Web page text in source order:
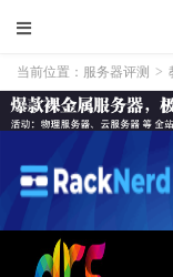
当前位置： 服务器评测 >